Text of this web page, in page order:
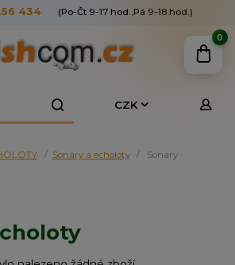
CZK
434 (Po-Čt 9-17 hod.,Pá 9-18 hod.)
0
Sonary a echoloty
Sonary -